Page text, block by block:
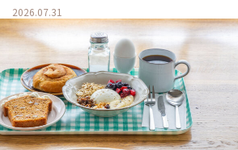
2026.07.31